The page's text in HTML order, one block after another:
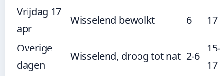
Vrijdag 17
apr
Wisselend bewolkt 6 17
Overige
dagen
Wisselend, droog tot nat 2-6
15-
17